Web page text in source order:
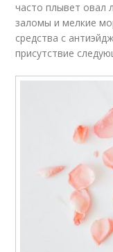
часто плывет овал
заломы и мелкие
средства с
присутствие